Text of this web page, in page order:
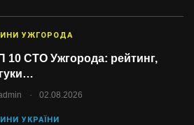
УЖГОРОДА
10 СТО Ужгорода: рейтинг,
. 02.08.2026
УКРАЇНИ